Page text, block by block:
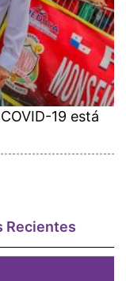
19 está
Recientes